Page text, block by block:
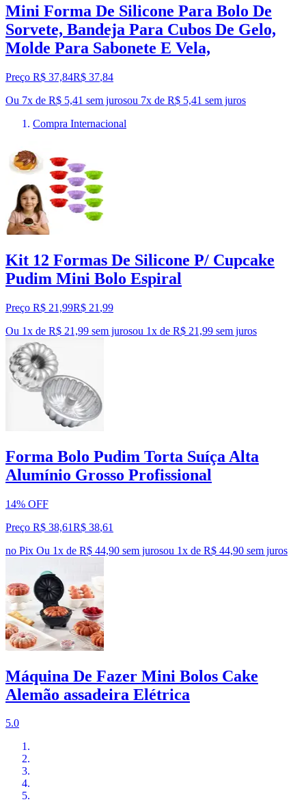
Mini Forma De Silicone Para Bolo De
Sorvete, Bandeja Para Cubos De Gelo,
Molde Para Sabonete E Vela,
Preço R$ 37,84R$ 37,84
Ou 7x de R$ 5,41 sem jurosou 7x de R$ 5,41 sem juros
Compra Internacional
Kit 12 Formas De Silicone P/ Cupcake
Pudim Mini Bolo Espiral
Preço R$ 21,99R$ 21 ,99
Ou 1x de R$ 21,99 sem jurosou 1x de R$ 21,99 sem juros
Forma Bolo Pudim Torta Suíça Alta
Alumínio Grosso Profissional
14% OFF
Preço R$ 38,61R$ 38,61
no Pix Ou 1x de R$ 44,90 sem jurosou 1x de R$ 44,90 sem juros
Máquina De Fazer Mini Bolos Cake
Alemão assadeira Elétrica
5.0